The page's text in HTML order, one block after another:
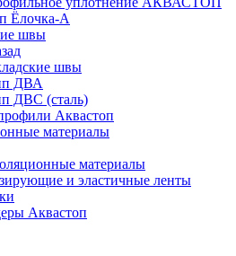
Ёлочка-А
швы
швы
ДВА
ДВС (сталь)
Аквастоп
материалы
материалы
и эластичные ленты
Аквастоп